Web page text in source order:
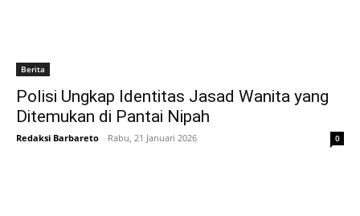
Berita
Polisi Ungkap Identitas Jasad Wanita yang
Ditemukan di Pantai Nipah
Redaksi Barbareto - Rabu, 21 Januari 2026 0